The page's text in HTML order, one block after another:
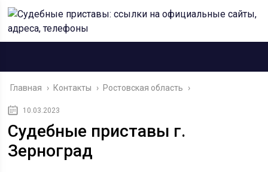
Главная › Контакты › Ростовская область ›
10.03.2023
Судебные приставы г.
Зерноград